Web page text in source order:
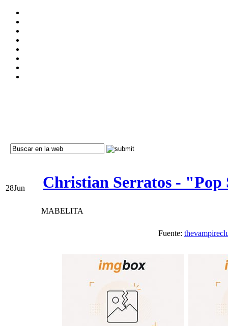
28Jun Christian Serratos - "Pop
MABELITA
Fuente: